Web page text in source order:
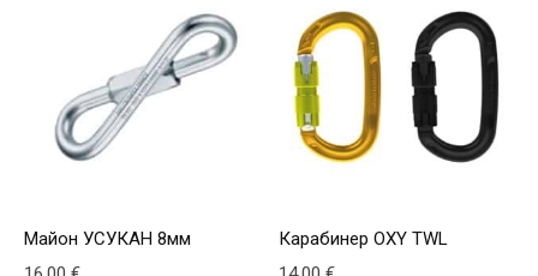
Майон УСУКАН 8мм
Карабинер OXY TWL